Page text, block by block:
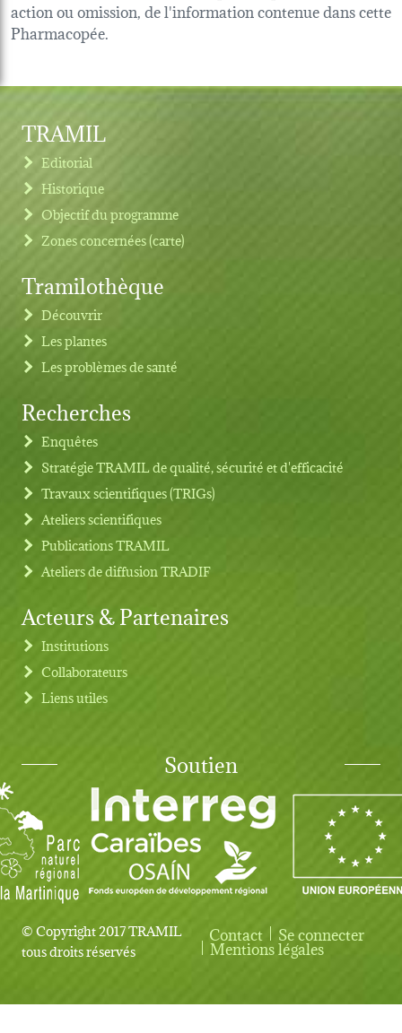
action ou omission, de l'information contenue dans cette
Pharmacopée.
Footer menu
TRAMIL
Editorial
Historique
Objectif du programme
Zones concernées (carte)
Tramilothèque
Découvrir
Les plantes
Les problèmes de santé
Recherches
Enquêtes
Stratégie TRAMIL de qualité, sécurité et d'efficacité
Travaux scientifiques (TRIGs)
Ateliers scientifiques
Publications TRAMIL
Ateliers de diffusion TRADIF
Acteurs & Partenaires
Institutions
Collaborateurs
Liens utiles
Soutien
© Copyright 2017 TRAMIL
tous droits réservés
User account menu
Contact Se connecter
Mentions légales